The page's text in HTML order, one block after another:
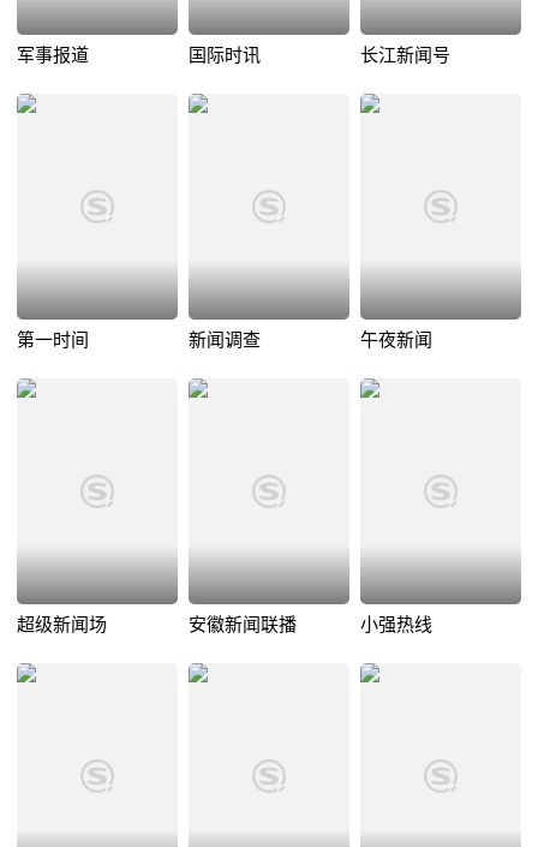
军事报道 国际时讯 长江新闻号
第一时间 新闻调查 午夜新闻
超级新闻场 安徽新闻联播 小强热线